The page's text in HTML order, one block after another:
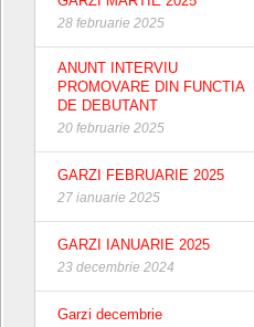
28 februarie 2025
ANUNT INTERVIU
PROMOVARE DIN FUNCTIA
DE DEBUTANT
20 februarie 2025
GARZI FEBRUARIE 2025
27 ianuarie 2025
GARZI IANUARIE 2025
23 decembrie 2024
Garzi decembrie